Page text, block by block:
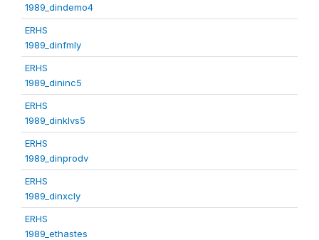
1989_dindemo4
ERHS
1989_dinfmly
ERHS
1989_dininc5
ERHS
1989_dinklvs5
ERHS
1989_dinprodv
ERHS
1989_dinxcly
ERHS
1989_ethastes